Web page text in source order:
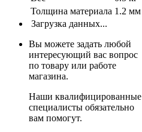
Толщина материала 1.2 мм
Загрузка данных...
Вы можете задать любой
интересующий вас вопрос
по товару или работе
магазина.
Наши квалифицированные
специалисты обязательно
вам помогут.